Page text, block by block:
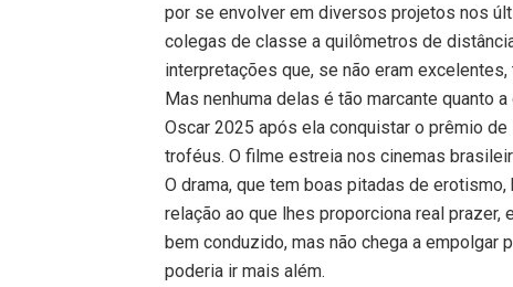
por se envolver em diversos projetos nos
colegas de classe a quilômetros de
interpretações que, se não eram
Mas nenhuma delas é tão marcante quanto
Oscar 2025 após ela conquistar o prêmio
troféus. O filme estreia nos cinemas
O drama, que tem boas pitadas de
relação ao que lhes proporciona real
bem conduzido, mas não chega a
poderia ir mais além.